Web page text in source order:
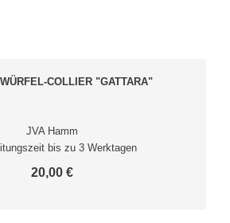
COLLIER "GATTARA"
JVA Hamm
bis zu 3 Werktagen
20,00 €